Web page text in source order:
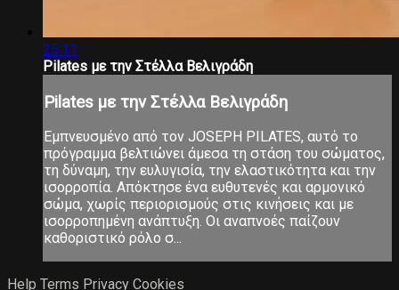
25:11
Pilates με την Στέλλα Βελιγράδη
Pilates με την Στέλλα Βελιγράδη
Εμπνευσμένο από τον JOSEPH PILATES, αυτό το
πρόγραμμα βελτιώνει άμεσα τη στάση του σώματος,
τη δύναμη, την ευλυγισία, την ελαστικότητα και την
ισορροπία. Απόκτησε ένα ευθυτενές και αρμονικό
σώμα, χωρίς περιορισμούς στις κινήσεις και με
ισορροπημένη ανάπτυξη. Οι αναπνοές παίζουν
καθοριστικό ρόλο σ...
Help Terms Privacy Cookies